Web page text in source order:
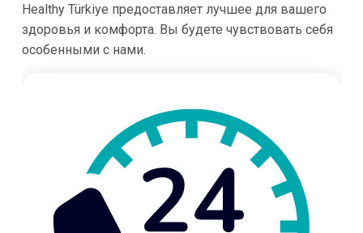
Healthy Türkiye предоставляет лучшее для вашего
здоровья и комфорта. Вы будете чувствовать себя
особенными с нами.